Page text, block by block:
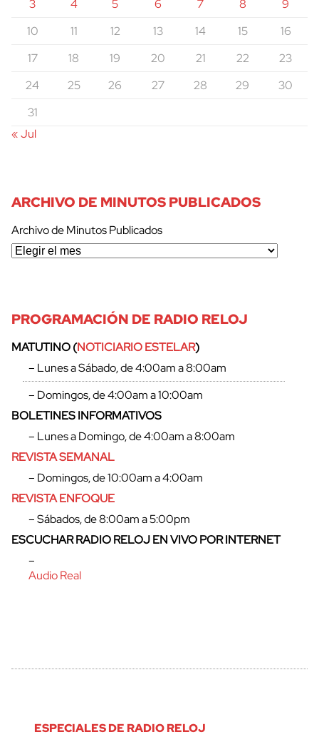
3 4 5 6 7 8
9
10
11 12 13 14 15
16
17
18 19 20 21 22
23
24
25 26 27 28 29
30
31
« Jul
ARCHIVO DE MINUTOS PUBLICADOS
Archivo de Minutos Publicados
PROGRAMACIÓN DE RADIO RELOJ
MATUTINO (NOTICIARIO ESTELAR)
– Lunes a Sábado, de 4:00am a 8:00am
– Domingos, de 4:00am a 10:00am
BOLETINES INFORMATIVOS
– Lunes a Domingo, de 4:00am a 8:00am
REVISTA SEMANAL
– Domingos, de 10:00am a 4:00am
REVISTA ENFOQUE
– Sábados, de 8:00am a 5:00pm
ESCUCHAR RADIO RELOJ EN VIVO POR INTERNET
–
Audio Real
ESPECIALES DE RADIO RELOJ